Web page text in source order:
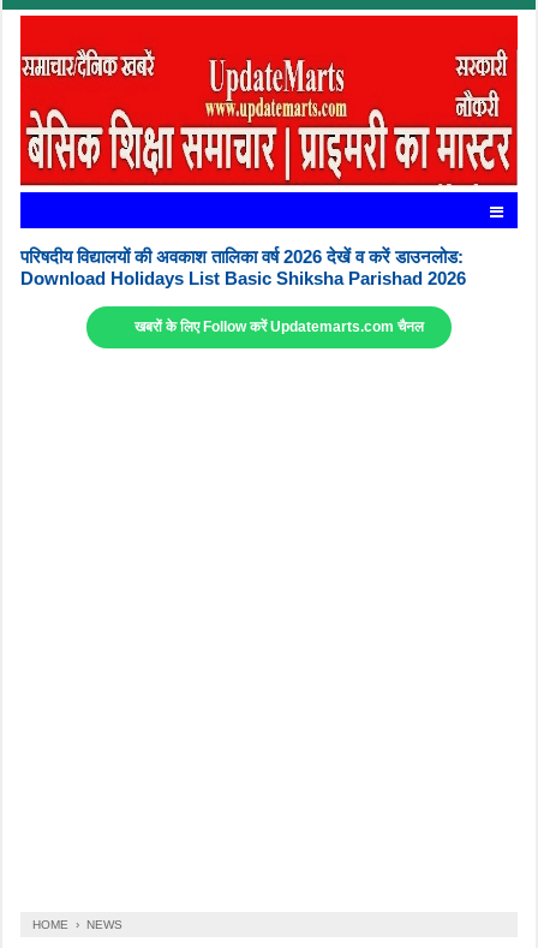
परिषदीय विद्यालयों की अवकाश तालिका वर्ष 2026 देखें व करें डाउनलोड:
Download Holidays List Basic Shiksha Parishad 2026
खबरों के लिए Follow करें Updatemarts.com चैनल
HOME › NEWS